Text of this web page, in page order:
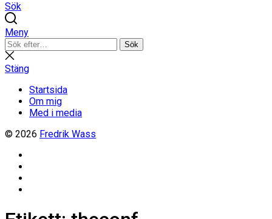
Sök
Meny
Sök
efter:
Sök
Stäng
sökning
Stäng
Startsida
Om mig
Med i media
© 2026 Fredrik Wass